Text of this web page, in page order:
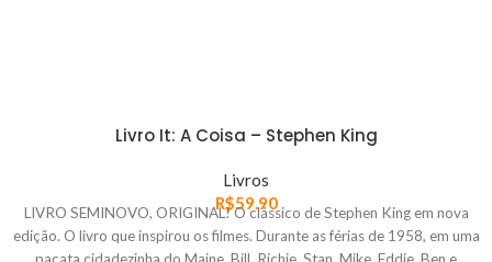
Livro It: A Coisa – Stephen King
Livros
R$59.90
LIVRO SEMINOVO, ORIGINAL! O clássico de Stephen King em nova
edição. O livro que inspirou os filmes. Durante as férias de 1958, em uma
pacata cidadezinha do Maine, Bill, Richie, Stan, Mike, Eddie, Ben e